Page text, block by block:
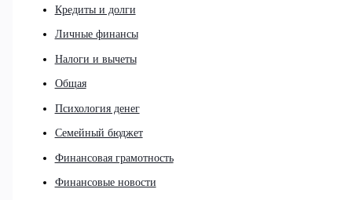
Кредиты и долги
Личные финансы
Налоги и вычеты
Общая
Психология денег
Семейный бюджет
Финансовая грамотность
Финансовые новости